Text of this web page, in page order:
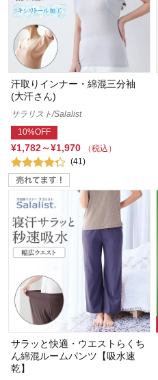
汗取りインナー・綿混三分袖
(大汗さん)
サラリスト/Salalist
10%OFF
¥1,782～¥1,970
（税込）
(41)
サラッと快適・ウエストらくち
ん綿混ルームパンツ【吸水速
乾】